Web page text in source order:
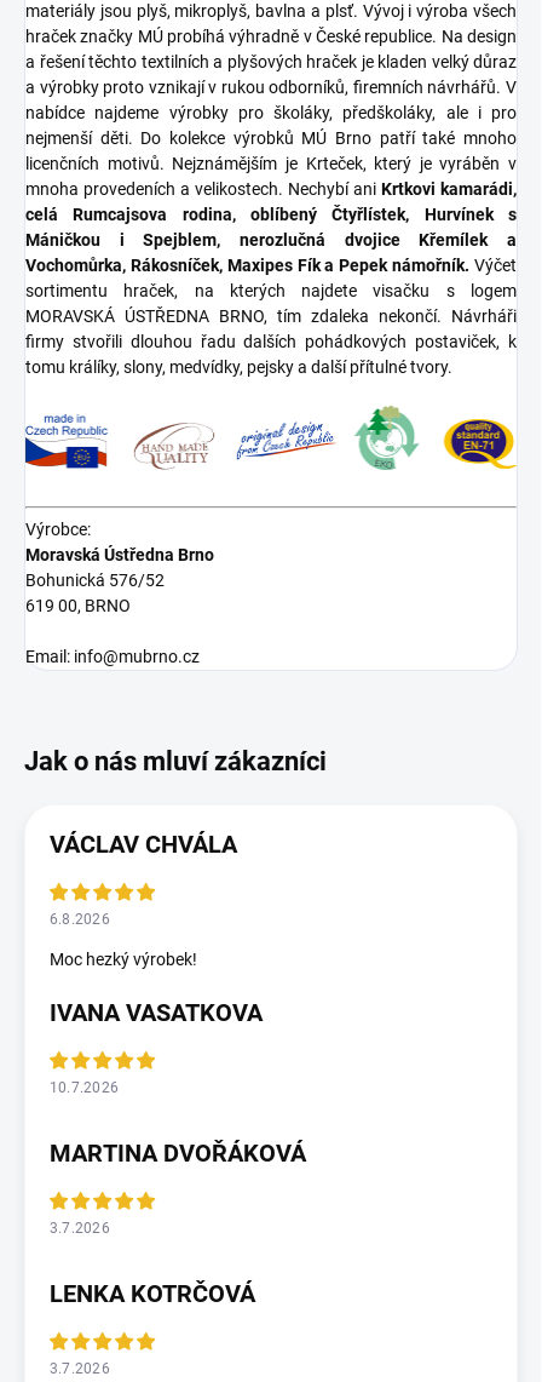
materiály jsou plyš, mikroplyš, bavlna a plsť. Vývoj i výroba všech
hraček značky MÚ probíhá výhradně v České republice. Na design
a řešení těchto textilních a plyšových hraček je kladen velký důraz
a výrobky proto vznikají v rukou odborníků, firemních návrhářů. V
nabídce najdeme výrobky pro školáky, předškoláky, ale i pro
nejmenší děti. Do kolekce výrobků MÚ Brno patří také mnoho
licenčních motivů. Nejznámějším je Krteček, který je vyráběn v
mnoha provedeních a velikostech. Nechybí ani Krtkovi kamarádi,
celá Rumcajsova rodina, oblíbený Čtyřlístek, Hurvínek s
Máničkou i Spejblem, nerozlučná dvojice Křemílek a
Vochomůrka, Rákosníček, Maxipes Fík a Pepek námořník. Výčet
sortimentu hraček, na kterých najdete visačku s logem
MORAVSKÁ ÚSTŘEDNA BRNO, tím zdaleka nekončí. Návrháři
firmy stvořili dlouhou řadu dalších pohádkových postaviček, k
tomu králíky, slony, medvídky, pejsky a další přítulné tvory.
Výrobce:
Moravská Ústředna Brno
Bohunická 576/52
619 00, BRNO
Email: info@mubrno.cz
VÁCLAV CHVÁLA
6.8.2026
Moc hezký výrobek!
IVANA VASATKOVA
10.7.2026
MARTINA DVOŘÁKOVÁ
3.7.2026
LENKA KOTRČOVÁ
3.7.2026